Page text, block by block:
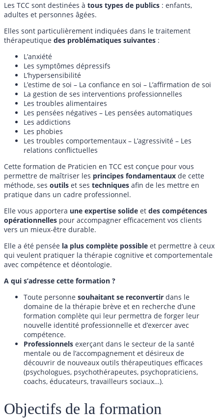
Les TCC sont destinées à tous types de publics : enfants,
adultes et personnes âgées.
Elles sont particulièrement indiquées dans le traitement
thérapeutique des problématiques suivantes :
L’anxiété
Les symptômes dépressifs
L’hypersensibilité
L’estime de soi – La confiance en soi – L’affirmation de soi
La gestion de ses interventions professionnelles
Les troubles alimentaires
Les pensées négatives – Les pensées automatiques
Les addictions
Les phobies
Les troubles comportementaux – L’agressivité – Les
relations conflictuelles
Cette formation de Praticien en TCC est conçue pour vous
permettre de maîtriser les principes fondamentaux de cette
méthode, ses outils et ses techniques afin de les mettre en
pratique dans un cadre professionnel.
Elle vous apportera une expertise solide et des compétences
opérationnelles pour accompagner efficacement vos clients
vers un mieux-être durable.
Elle a été pensée la plus complète possible et permettre à ceux
qui veulent pratiquer la thérapie cognitive et comportementale
avec compétence et déontologie.
A qui s’adresse cette formation ?
Toute personne souhaitant se reconvertir dans le
domaine de la thérapie brève et en recherche d’une
formation complète qui leur permettra de forger leur
nouvelle identité professionnelle et d’exercer avec
compétence.
Professionnels exerçant dans le secteur de la santé
mentale ou de l’accompagnement et désireux de
découvrir de nouveaux outils thérapeutiques efficaces
(psychologues, psychothérapeutes, psychopraticiens,
coachs, éducateurs, travailleurs sociaux…).
Objectifs de la formation